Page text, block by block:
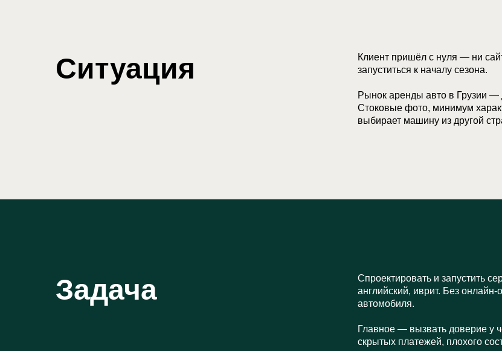
Ситуация
Клиент пришёл с нуля — ни
запуститься к началу сезона.
Рынок аренды авто в Грузии —
Стоковые фото, минимум
выбирает машину из другой
Задача
Спроектировать и запустить
английский, иврит. Без
автомобиля.
Главное — вызвать доверие у
скрытых платежей, плохого